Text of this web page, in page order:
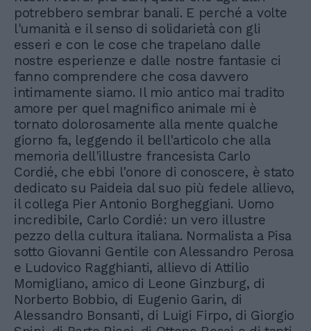
potrebbero sembrar banali. E perché a volte
l'umanità e il senso di solidarietà con gli
esseri e con le cose che trapelano dalle
nostre esperienze e dalle nostre fantasie ci
fanno comprendere che cosa davvero
intimamente siamo. Il mio antico mai tradito
amore per quel magnifico animale mi è
tornato dolorosamente alla mente qualche
giorno fa, leggendo il bell'articolo che alla
memoria dell'illustre francesista Carlo
Cordié, che ebbi l'onore di conoscere, è stato
dedicato su Paideia dal suo più fedele allievo,
il collega Pier Antonio Borgheggiani. Uomo
incredibile, Carlo Cordié: un vero illustre
pezzo della cultura italiana. Normalista a Pisa
sotto Giovanni Gentile con Alessandro Perosa
e Ludovico Ragghianti, allievo di Attilio
Momigliano, amico di Leone Ginzburg, di
Norberto Bobbio, di Eugenio Garin, di
Alessandro Bonsanti, di Luigi Firpo, di Giorgio